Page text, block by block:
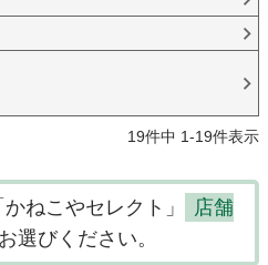
19件中 1-19件表示
ねこやセレクト」
店舗
選びください。